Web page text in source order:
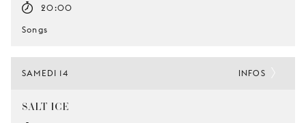
20:00
Songs
SAMEDI 14
SALT-ICE
INFOS